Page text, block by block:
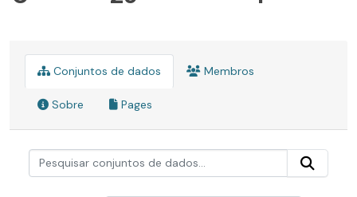
Conjuntos de dados Membros
Sobre Pages